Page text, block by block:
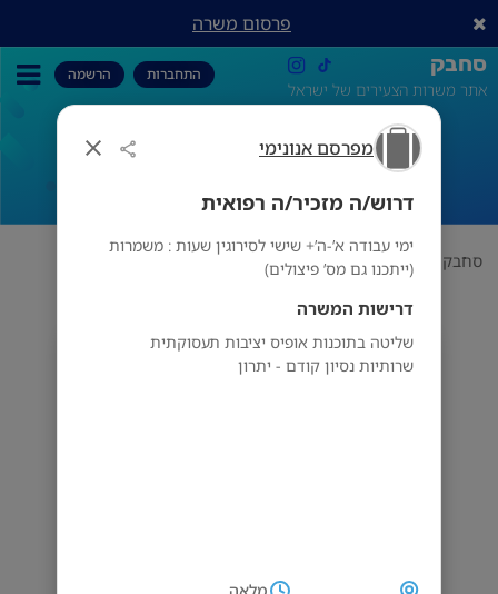
מפרסם אנונימי
דרוש/ה מזכיר/ה רפואית
ימי עבודה א’-ה’+ שישי לסירוגין שעות : משמרות
(ייתכנו גם מס’ פיצולים)
דרישות המשרה
שליטה בתוכנות אופיס יציבות תעסוקתית
שרותיות נסיון קודם - יתרון
פרסום משרה
סחבק
אתר משרות הצעירים של ישראל
התחברות הרשמה
דרוש/ה מזכיר/ה רפואית
סחבק תחום מפרסם אנונימי דרוש/ה מזכיר/ה רפואית
מפרסם אנונימי